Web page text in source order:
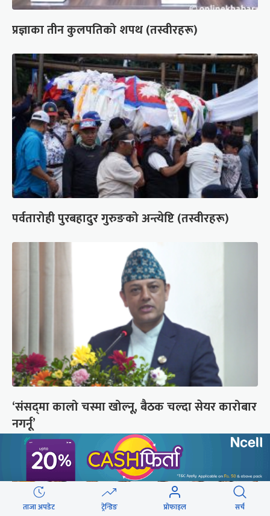
प्रज्ञाका तीन कुलपतिको शपथ (तस्वीरहरू)
पर्वतारोही पुरबहादुर गुरुङको अन्त्येष्टि (तस्वीरहरू)
‘संसद्‍मा कालो चस्मा खोल्नू, बैठक चल्दा सेयर कारोबार
नगर्नू’
ताजा अपडेट ट्रेन्डिङ प्रोफाइल सर्च